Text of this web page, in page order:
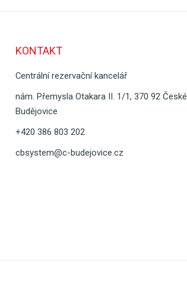
KONTAKT
Centrální rezervační kancelář
nám. Přemysla Otakara II. 1/1, 370 92 České
Budějovice
+420 386 803 202
cbsystem@c-budejovice.cz